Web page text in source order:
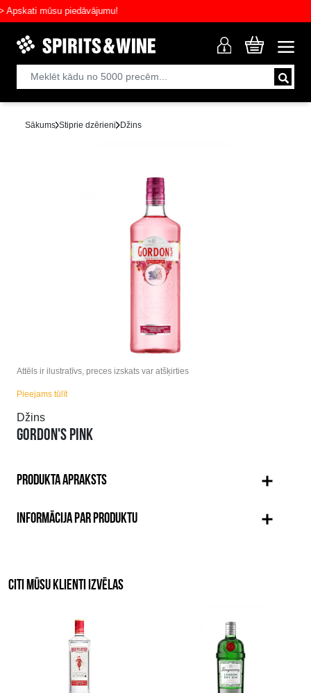
mūsu piedāvājumu!
Sākums Stiprie dzērieni Džins
Attēls ir ilustratīvs, preces izskats var atšķirties
Pieejams tūlīt
Džins
GORDON'S PINK
PRODUKTA APRAKSTS
INFORMĀCIJA PAR PRODUKTU
CITI MŪSU KLIENTI IZVĒLAS